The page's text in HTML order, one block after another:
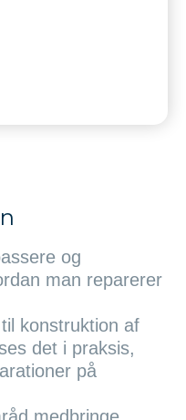
og
man reparerer
konstruktion af
det i praksis,
på